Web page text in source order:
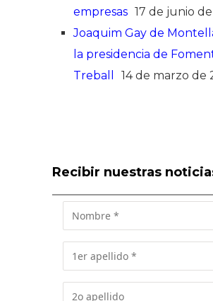
empresas 17 de junio de
Joaquim Gay de
la presidencia de
Treball
14 de marzo de
Recibir nuestras